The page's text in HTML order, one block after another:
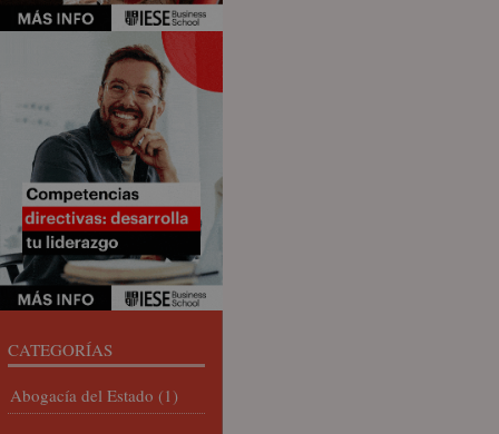
CATEGORÍAS
Abogacía del Estado (1)